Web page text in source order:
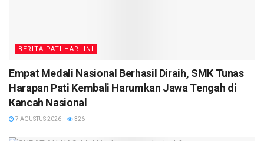
BERITA PATI HARI INI
Empat Medali Nasional Berhasil Diraih, SMK Tunas
Harapan Pati Kembali Harumkan Jawa Tengah di
Kancah Nasional
7 AGUSTUS 2026 326